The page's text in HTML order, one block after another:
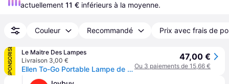
actuellement 11 € inférieurs à la moyenne.
Couleur Recommandé Prix avec frais de
SPONSORISÉ
Le Maitre Des Lampes
Livraison 3,00 €
Ellen To-Go Portable Lampe de Table IP44 Beige - Nordlux - Balcon - Aluminium - À ampoule unique
47,00 €
Ou 3 paiements de 15,66 €